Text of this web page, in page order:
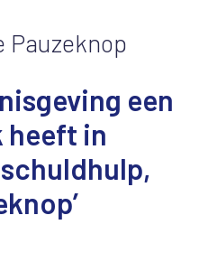
Pauzeknop
een
heeft in